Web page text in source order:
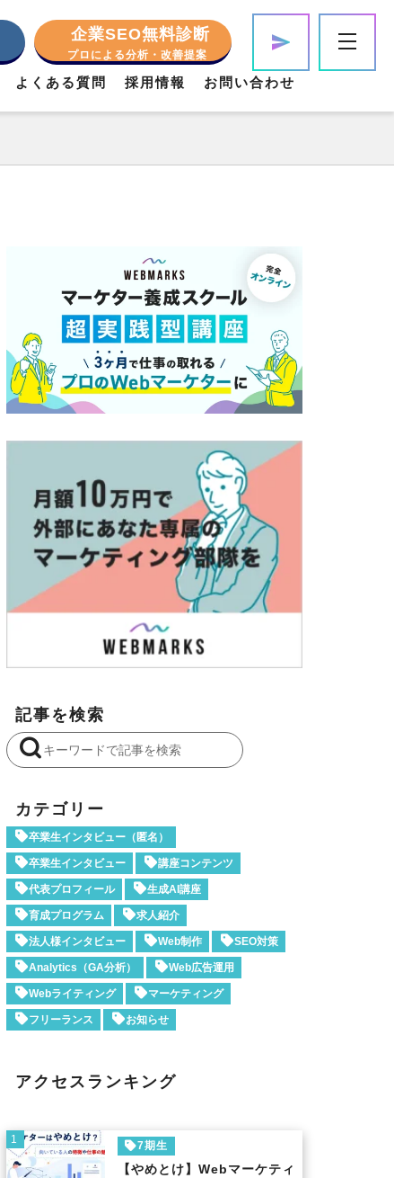
企業SEO無料診断
プロによる分析・改善提案
よくある質問 採用情報 お問い合わせ
記事を検索
カテゴリー
卒業生インタビュー（匿名）
卒業生インタビュー 講座コンテンツ
代表プロフィール 生成AI講座
育成プログラム 求人紹介
法人様インタビュー Web制作 SEO対策
Analytics（GA分析） Web広告運用
Webライティング マーケティング
フリーランス お知らせ
アクセスランキング
1
7期生
【やめとけ】Webマーケティ